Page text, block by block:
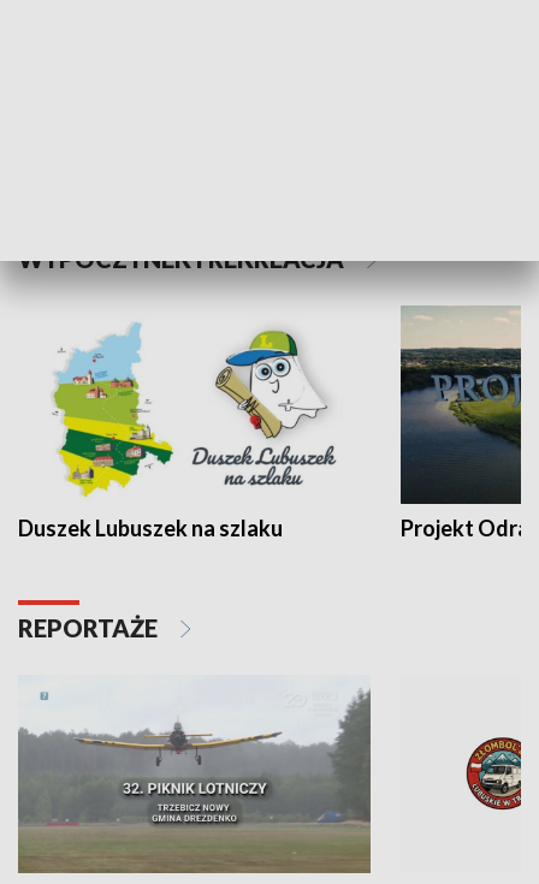
WYPOCZYNEK I REKREACJA
Duszek Lubuszek na szlaku Projekt Odra
REPORTAŻE